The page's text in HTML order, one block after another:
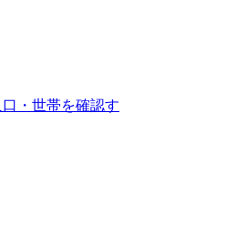
・世帯を確認す